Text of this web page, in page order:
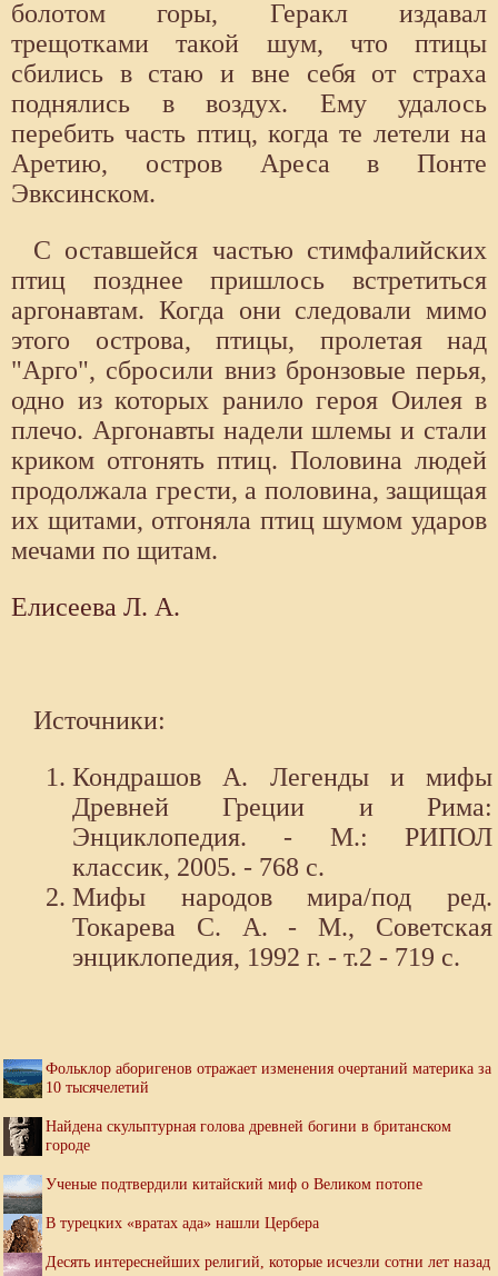
болотом горы, Геракл издавал
трещотками такой шум, что пти­цы
сбились в стаю и вне себя от страха
поднялись в воздух. Ему уда­лось
перебить часть птиц, когда те летели на
Аретию, остров Ареса в Понте
Эвксинском.
С оставшейся частью стимфалийских
птиц позднее пришлось встретить­ся
аргонавтам. Когда они следовали мимо
этого острова, птицы, пролетая над
"Арго", сбросили вниз бронзовые перья,
одно из которых ранило героя Оилея в
плечо. Аргонавты надели шле­мы и стали
криком отгонять птиц. Половина людей
продолжала грес­ти, а половина, защищая
их щитами, отгоняла птиц шумом ударов
ме­чами по щитам.
Елисеева Л. А.
Источники:
Кондрашов А. Легенды и мифы
Древней Греции и Рима:
Энциклопедия. - М.: РИПОЛ
классик, 2005. - 768 с.
Мифы народов мира/под ред.
Токарева С. А. - М., Советская
энциклопедия, 1992 г. - т.2 - 719 с.
Фольклор аборигенов отражает изменения очертаний материка за
10 тысячелетий
Найдена скульптурная голова древней богини в британском
городе
Ученые подтвердили китайский миф о Великом потопе
В турецких «вратах ада» нашли Цербера
Десять интереснейших религий, которые исчезли сотни лет назад